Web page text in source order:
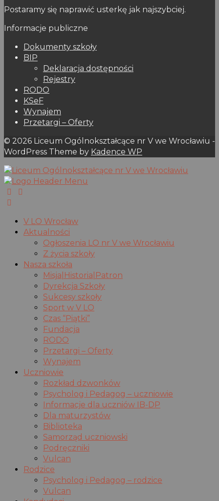
Postaramy się naprawić usterkę jak najszybciej.
Informacje publiczne
Dokumenty szkoły
BIP
Deklaracja dostępności
Rejestry
RODO
KSeF
Wynajem
Przetargi – Oferty
© 2026 Liceum Ogólnokształcące nr V we Wrocławiu -
WordPress Theme by Kadence WP
V LO Wrocław
Aktualności
Ogłoszenia LO nr V we Wrocławiu
Z życia szkoły
Nasza szkoła
Misja|Historia|Patron
Dyrekcja Szkoły
Sukcesy szkoły
Sport w V LO
Czas “Piątki”
Fundacja
RODO
Przetargi – Oferty
Wynajem
Uczniowie
Rozkład dzwonków
Psycholog i Pedagog – uczniowie
Informacje dla uczniów IB-DP
Dla maturzystów
Biblioteka
Samorząd uczniowski
Podręczniki
Vulcan
Rodzice
Psycholog i Pedagog – rodzice
Vulcan